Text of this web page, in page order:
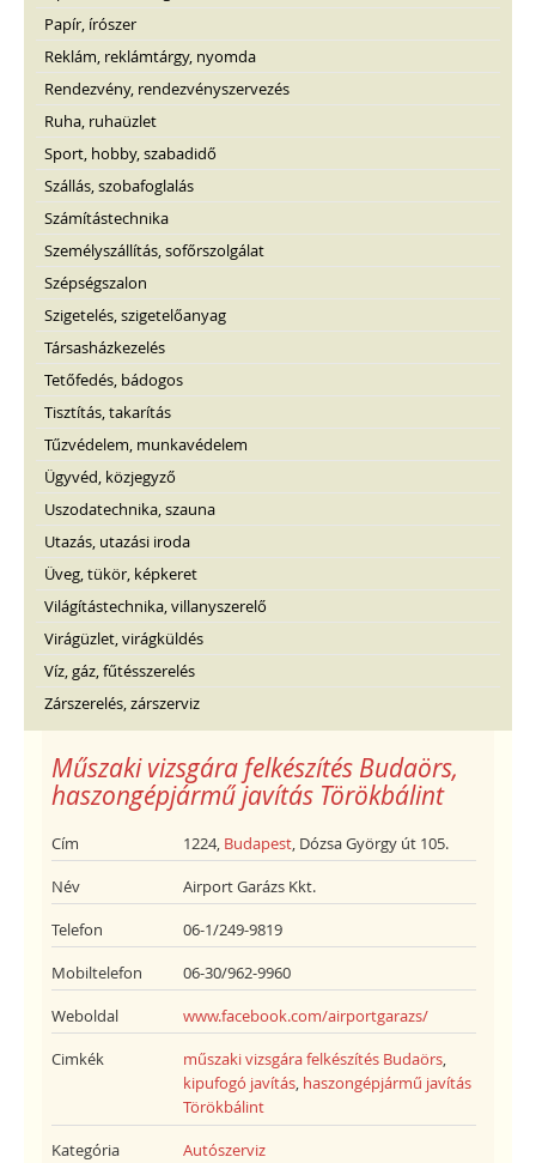
Papír, írószer
Reklám, reklámtárgy, nyomda
Rendezvény, rendezvényszervezés
Ruha, ruhaüzlet
Sport, hobby, szabadidő
Szállás, szobafoglalás
Számítástechnika
Személyszállítás, sofőrszolgálat
Szépségszalon
Szigetelés, szigetelőanyag
Társasházkezelés
Tetőfedés, bádogos
Tisztítás, takarítás
Tűzvédelem, munkavédelem
Ügyvéd, közjegyző
Uszodatechnika, szauna
Utazás, utazási iroda
Üveg, tükör, képkeret
Világítástechnika, villanyszerelő
Virágüzlet, virágküldés
Víz, gáz, fűtésszerelés
Zárszerelés, zárszerviz
Műszaki vizsgára felkészítés Budaörs,
haszongépjármű javítás Törökbálint
Cím 1224, Budapest , Dózsa György út 105.
Név Airport Garázs Kkt.
Telefon 06-1/249-9819
Mobiltelefon 06-30/962-9960
Weboldal www.facebook.com/airportgarazs/
Cimkék műszaki vizsgára felkészítés Budaörs,
kipufogó javítás, haszongépjármű javítás
Törökbálint
Kategória Autószerviz